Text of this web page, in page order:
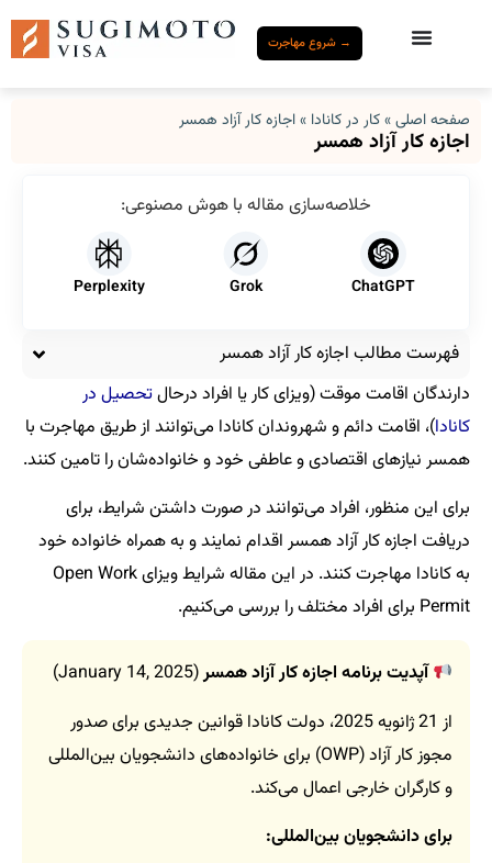
→ شروع مهاجرت
صفحه اصلی»کار در کانادا »اجازه کار آزاد همسر
اجازه کار آزاد همسر
خلاصه‌سازی مقاله با هوش مصنوعی:
ChatGPT
Grok
Perplexity
فهرست مطالب اجازه کار آزاد همسر
دارندگان اقامت موقت (ویزای کار یا افراد درحالتحصیل در
کانادا)، اقامت دائم و شهروندان کانادا می‌توانند از طریق مهاجرت با
همسر نیازهای اقتصادی و عاطفی خود و خانواده‌شان را تامین کنند.
برای این منظور، افراد می‌توانند در صورت داشتن شرایط، برای
دریافت اجازه کار آزاد همسر اقدام نمایند و به همراه خانواده خود
به کانادا مهاجرت کنند. در این مقاله شرایط ویزای Open Work
Permit برای افراد مختلف را بررسی می‌کنیم.
آپدیت برنامه اجازه کار آزاد همسر(January 14, 2025)
از 21 ژانویه 2025، دولت کانادا قوانین جدیدی برای صدور
مجوز کار آزاد (OWP) برای خانواده‌های دانشجویان بین‌المللی
و کارگران خارجی اعمال می‌کند.
برای دانشجویان بین‌المللی: